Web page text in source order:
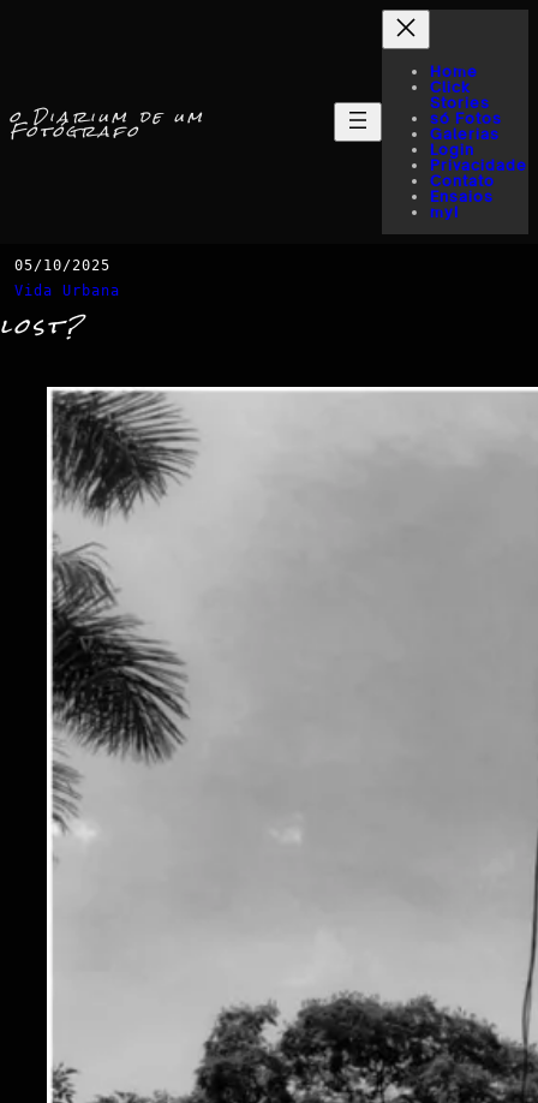
o Diarium de um
Fotógrafo
Home
Click
Stories
só Fotos
Galerias
Login
Privacidade
Contato
Ensaios
myI
05/10/2025
Vida Urbana
lost?